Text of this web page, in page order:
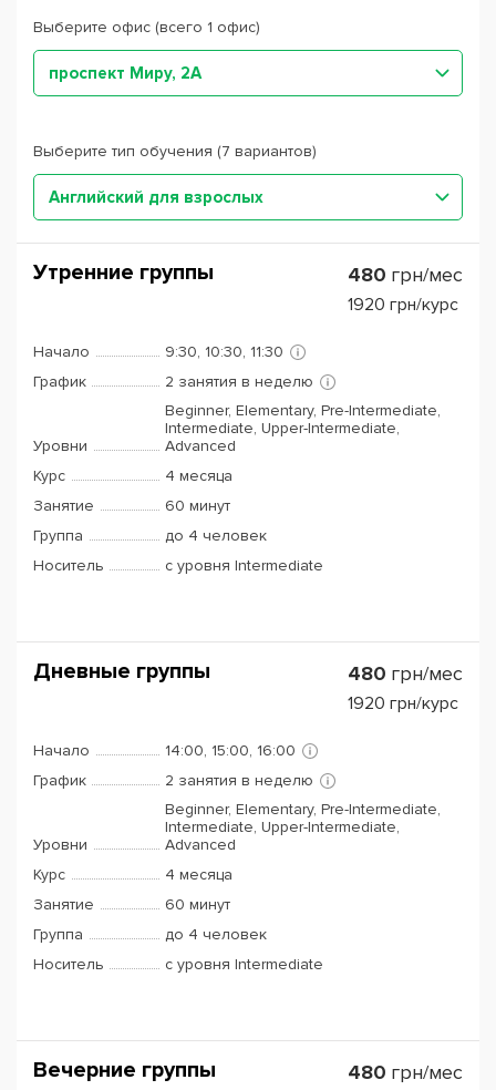
Выберите офис (всего 1 офис)
проспект Миру, 2А
Выберите тип обучения (7 вариантов)
Английский для взрослых
Утренние группы 480 грн/мес
1920 грн/курс
Начало
9:30, 10:30, 11:30
График
2 занятия в неделю
Уровни
Beginner, Elementary, Pre-Intermediate,
Intermediate, Upper-Intermediate,
Advanced
Курс
4 месяца
Занятие
60 минут
Группа
до 4 человек
Носитель
с уровня Intermediate
Дневные группы 480 грн/мес
1920 грн/курс
Начало
14:00, 15:00, 16:00
График
2 занятия в неделю
Уровни
Beginner, Elementary, Pre-Intermediate,
Intermediate, Upper-Intermediate,
Advanced
Курс
4 месяца
Занятие
60 минут
Группа
до 4 человек
Носитель
с уровня Intermediate
Вечерние группы 480 грн/мес